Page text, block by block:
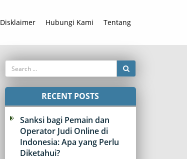
Disklaimer Hubungi Kami Tentang
RECENT POSTS
Sanksi bagi Pemain dan
Operator Judi Online di
Indonesia: Apa yang Perlu
Diketahui?